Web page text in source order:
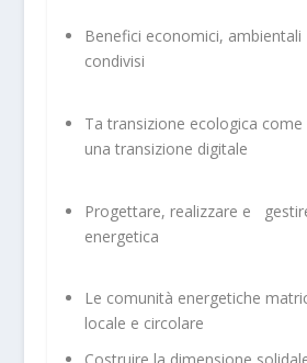
Benefici economici,
condivisi
Ta transizione ecologica
una transizione digitale
Progettare, realizzare e
energetica
Le comunità energetiche
locale e circolare